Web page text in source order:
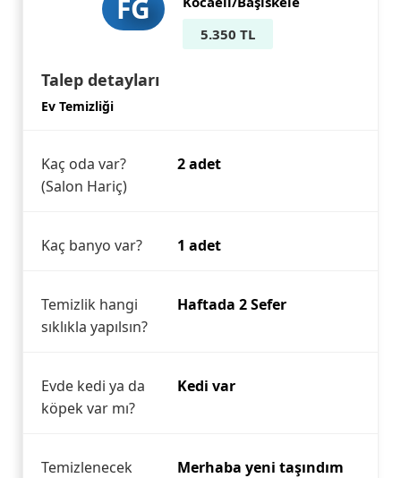
FG
5.350 TL
Talep detayları
Ev Temizliği
Kaç oda var?
(Salon Hariç)
2 adet
Kaç banyo var? 1 adet
Temizlik hangi
sıklıkla yapılsın?
Haftada 2 Sefer
Evde kedi ya da
köpek var mı?
Kedi var
Temizlenecek
Merhaba yeni taşındım